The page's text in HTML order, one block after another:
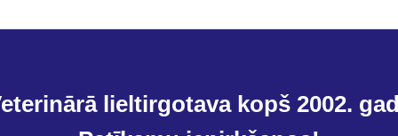
lieltirgotava kopš 2002.